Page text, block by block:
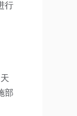
行
部